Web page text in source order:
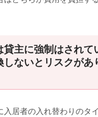
貸主に強制はされて
しないとリスクがあ
入居者の入れ替わりのタ